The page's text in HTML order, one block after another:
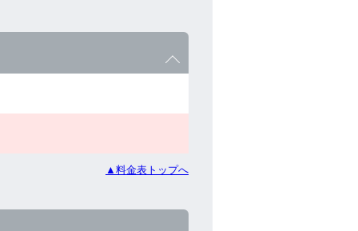
▲料金表トップへ